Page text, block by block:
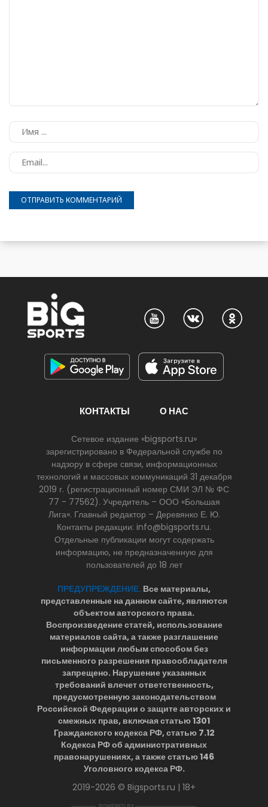
КОНТАКТЫ О НАС
Сетевое издание «bigsports.ru»
зарегистрировано в Федеральной службе по
надзору в сфере связи, информационных
технологий и массовых коммуникаций 31 декабря
2019 г. (регистрационный номер СМИ ЭЛ № ФС
77 - 77562). Учредитель – ООО «Большая
Лига». Главный редактор – Деревянко Е. Ю.
Контакты редакции: info@bigsports.ru.
Отдельные публикации могут содержать
информацию, не предназначенную для
пользователей до 18 лет
ПРЕДУПРЕЖДЕНИЕ. Все материалы,
представленные на данном сайте, являются
объектом авторского права.
Воспроизведение статей, использование
материалов сайта, а также разглашение
информации любым способом без
письменного разрешения правообладателя
запрещено. Нарушение указанных
требований влечет ответственность,
предусмотренную законодательством
Российской Федерации о защите авторских и
смежных прав, включая статью 1301
Гражданского кодекса РФ, статью 7.12
Кодекса РФ об административных
правонарушениях, а также статью 146
Уголовного кодекса РФ.
2019-2026 © Bigsports.ru | 18+